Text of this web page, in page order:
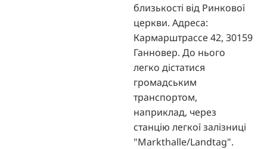
близькості від Ринкової
церкви. Адреса:
Кармарштрассе 42, 30159
Ганновер. До нього
легко дістатися
громадським
транспортом,
наприклад, через
станцію легкої залізниці
"Markthalle/Landtag".